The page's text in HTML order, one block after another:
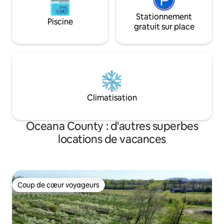
Piscine
Stationnement
gratuit sur place
Climatisation
Oceana County : d'autres superbes
locations de vacances
Coup de cœur voyageurs
Coup de cœur voyageurs